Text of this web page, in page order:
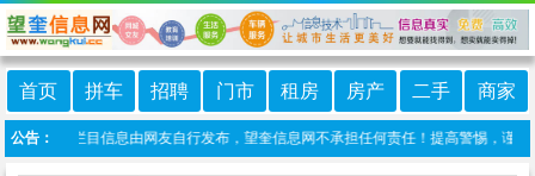
首页 拼车 招聘 门市 租房 房产 二手 商家
公告：
明：本栏目信息由网友自行发布，望奎信息网不承担任何责任！提高警惕，谨防